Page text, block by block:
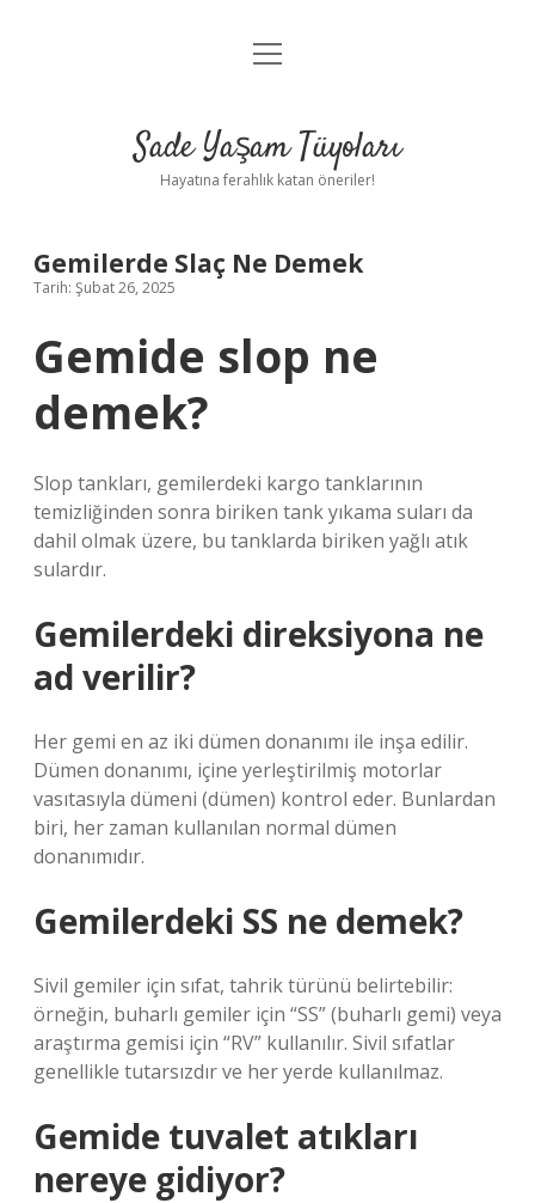
Anasayfa
Yasal Uyarı
menüyü
Sade Yaşam Tüyoları
Hayatına ferahlık katan öneriler!
Gemilerde Slaç Ne Demek
Tarih: Şubat 26, 2025
Gemide slop ne
demek?
Slop tankları, gemilerdeki kargo tanklarının
temizliğinden sonra biriken tank yıkama suları da
dahil olmak üzere, bu tanklarda biriken yağlı atık
sulardır.
Gemilerdeki direksiyona ne
ad verilir?
Her gemi en az iki dümen donanımı ile inşa edilir.
Dümen donanımı, içine yerleştirilmiş motorlar
vasıtasıyla dümeni (dümen) kontrol eder. Bunlardan
biri, her zaman kullanılan normal dümen
donanımıdır.
Gemilerdeki SS ne demek?
Sivil gemiler için sıfat, tahrik türünü belirtebilir:
örneğin, buharlı gemiler için “SS” (buharlı gemi) veya
araştırma gemisi için “RV” kullanılır. Sivil sıfatlar
genellikle tutarsızdır ve her yerde kullanılmaz.
Gemide tuvalet atıkları
nereye gidiyor?